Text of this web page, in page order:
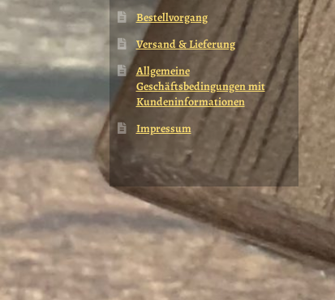
Bestellvorgang
Versand & Lieferung
Allgemeine
Geschäftsbedingungen mit
Kundeninformationen
Impressum